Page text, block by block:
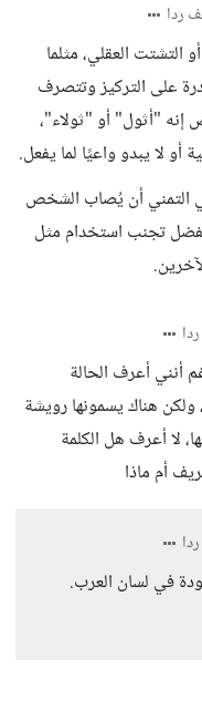
ردا
التشتت العقلي، مثلما
على التركيز وتتصرف
"أثول" أو "ثولاء"،
أو لا يبدو واعيًا لما يفعل.
التمني أن يُصاب الشخص
تجنب استخدام مثل
أعرف الحالة
هناك يسمونها رويشة
لا أعرف هل الكلمة
أم ماذا
في لسان العرب.